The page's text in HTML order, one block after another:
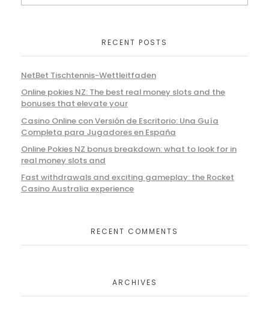
RECENT POSTS
NetBet Tischtennis-Wettleitfaden
Online pokies NZ: The best real money slots and the
bonuses that elevate your
Casino Online con Versión de Escritorio: Una Guía
Completa para Jugadores en España
Online Pokies NZ bonus breakdown: what to look for in
real money slots and
Fast withdrawals and exciting gameplay: the Rocket
Casino Australia experience
RECENT COMMENTS
ARCHIVES